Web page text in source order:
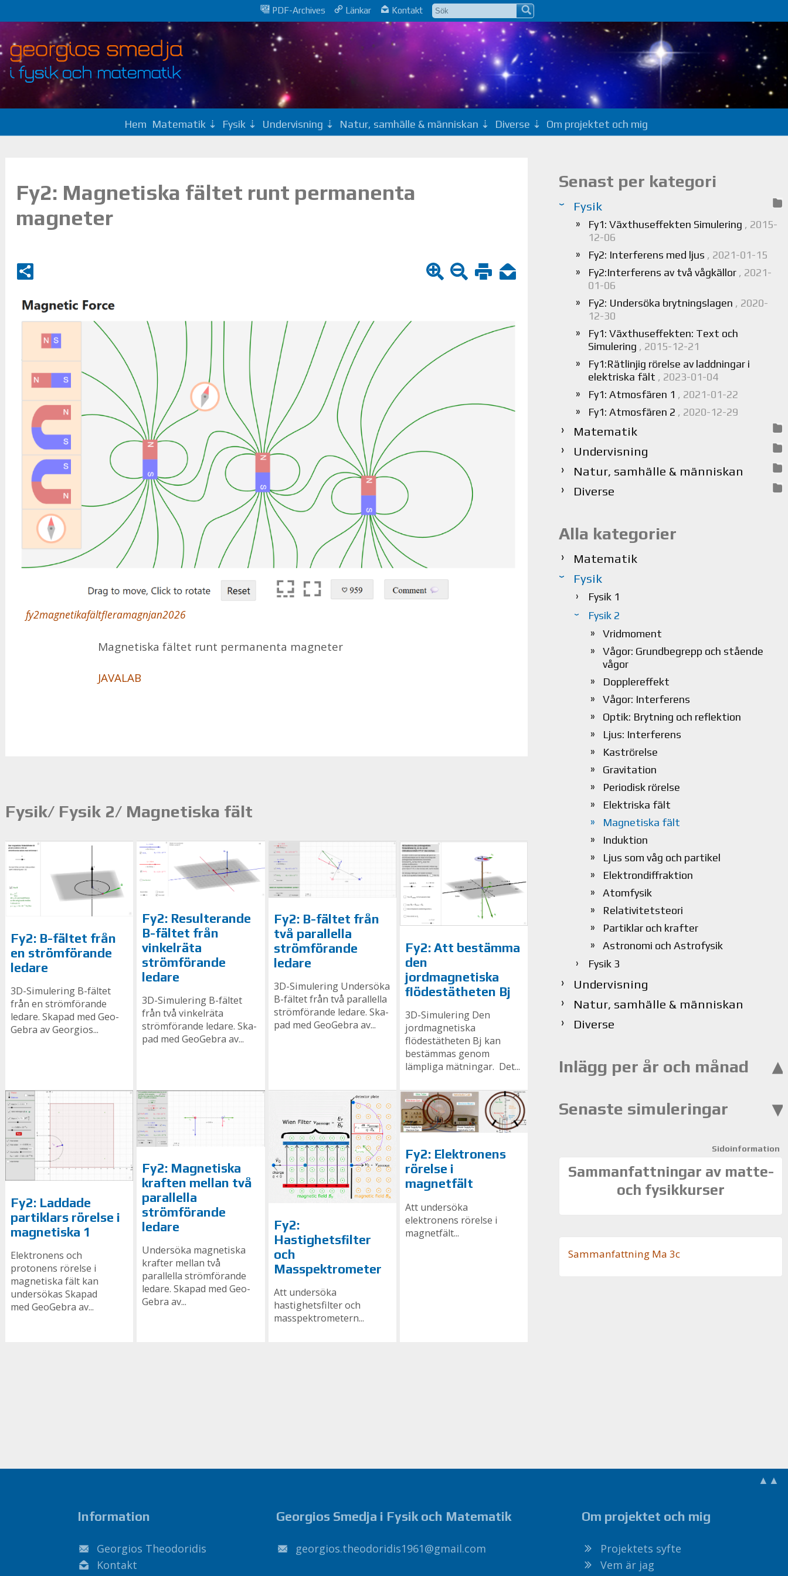
PDF-Archives Länkar Kontakt
Hem Matematik Fysik Undervisning Natur, samhälle & människan Diverse Om projektet och mig
Fy2: Magnetiska fältet runt permanenta
magneter
fy2magnetikafältfleramagnjan2026
Mag­ne­tis­ka fäl­tet runt per­ma­nen­ta mag­ne­ter
JA­VA­LAB
Fysik/ Fysik 2/ Magnetiska fält
Fy2: B-fältet från
en strömförande
ledare
3D-Simulering B-fältet
från en strömförande
ledare. Ska­pad med Geo­
Ge­bra av Ge­or­gi­os...
Fy2: Resulterande
B-fältet från
vinkelräta
strömförande
ledare
3D-Simulering B-fältet
från två vinkelräta
strömförande ledare. Ska­
pad med Geo­Ge­bra av...
Fy2: B-fältet från
två parallella
strömförande
ledare
3D-Simulering Undersöka
B-fältet från två parallella
strömförande ledare. Ska­
pad med Geo­Ge­bra av...
Fy2: Att bestämma
den
jordmagnetiska
flödestätheten Bj
3D-Simulering Den
jordmagnetiska
flödestätheten Bj kan
bestämmas genom
lämpliga mätningar. Det...
Fy2: Laddade
partiklars rörelse i
magnetiska 1
Elektronens och
protonens rörelse i
magnetiska fält kan
undersökas Ska­pad
med Geo­Ge­bra av...
Fy2: Magnetiska
kraften mellan två
parallella
strömförande
ledare
Undersöka magnetiska
krafter mellan två
parallella strömförande
ledare. Ska­pad med Geo­
Ge­bra av...
Fy2:
Hastighetsfilter
och
Masspektrometer
Att undersöka
hastighetsfilter och
masspektrometern...
Fy2: Elektronens
rörelse i
magnetfält
Att undersöka
elektronens rörelse i
magnetfält...
Senast per kategori
Fysik
Fy1: Växthuseffekten Simulering , 2015-
12-06
Fy2: Interferens med ljus , 2021-01-15
Fy2:Interferens av två vågkällor , 2021-
01-06
Fy2: Undersöka brytningslagen , 2020-
12-30
Fy1: Växthuseffekten: Text och
Simulering , 2015-12-21
Fy1:Rätlinjig rörelse av laddningar i
elektriska fält , 2023-01-04
Fy1: Atmosfären 1 , 2021-01-22
Fy1: Atmosfären 2 , 2020-12-29
Matematik
Undervisning
Natur, samhälle & människan
Diverse
Alla kategorier
Matematik
Fysik
Fysik 1
Fysik 2
Vridmoment
Vågor: Grundbegrepp och stående
vågor
Dopplereffekt
Vågor: Interferens
Optik: Brytning och reflektion
Ljus: Interferens
Kaströrelse
Gravitation
Periodisk rörelse
Elektriska fält
Magnetiska fält
Induktion
Ljus som våg och partikel
Elektrondiffraktion
Atomfysik
Relativitetsteori
Partiklar och krafter
Astronomi och Astrofysik
Fysik 3
Undervisning
Natur, samhälle & människan
Diverse
Inlägg per år och månad
Senaste simuleringar
Sidoinformation
Sammanfattningar av matte-
och fysikkurser
Sam­man­fatt­ning Ma 3c
▲▲
Information
Georgios Theodoridis
Kontakt
Georgios Smedja i Fysik och Matematik
moc
.
liamg
@
1691sidirodoeht.soigroeg
Om projektet och mig
Projektets syfte
Vem är jag